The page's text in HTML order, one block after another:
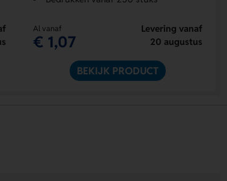
Al vanaf
€ 1,07
Levering vanaf
20 augustus
BEKIJK PRODUCT